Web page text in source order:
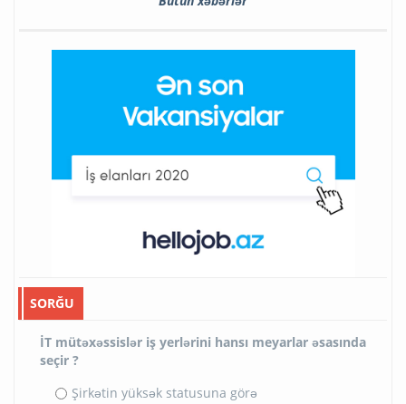
SORĞU
İT mütəxəssislər iş yerlərini hansı meyarlar əsasında
seçir ?
Şirkətin yüksək statusuna görə